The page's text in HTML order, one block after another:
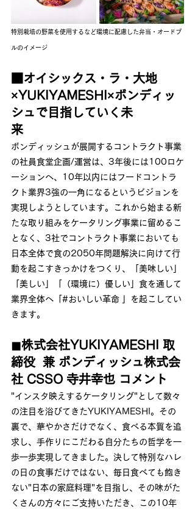
特別栽培の野菜を使用するなど環境に配慮した弁当・オードブ
ルのイメージ
■オイシックス・ラ・大地
×YUKIYAMESHI×ボンディッ
シュで目指していく未
来
ボンディッシュが展開するコントラクト事業
の社員食堂企画/運営は、3年後には100ロケ
ーションへ、10年以内にはフードコントラ
クト業界3強の一角になるというビジョンを
実現しようとしています。これから始まる新
たな取り組みをケータリング事業に留めるこ
となく、3社でコントラクト事業においても
日本全体で食の2050年問題解決に向けて行
動を起こすきっかけをつくり、「美味しい」
「美しい」「（環境に）優しい」食を通して
業界全体へ「#おいしい革命 」を起こしてい
きます。
◼︎株式会社YUKIYAMESHI 取
締役  兼 ボンディッシュ株式会
社 CSSO 寺井幸也 コメント
"インスタ映えするケータリング"として数々
の注目を浴びてきたYUKIYAMESHI。その
裏で、華やかさだけでなく、食べる本質を追
求し、手作りにこだわる自分たちの哲学を一
歩一歩実現してきました。決して特別なハレ
の日の食事だけではない、毎日食べても飽き
ない"日本の家庭料理"を目指し、その味がた
くさんの方々にご支持いただき、この10年